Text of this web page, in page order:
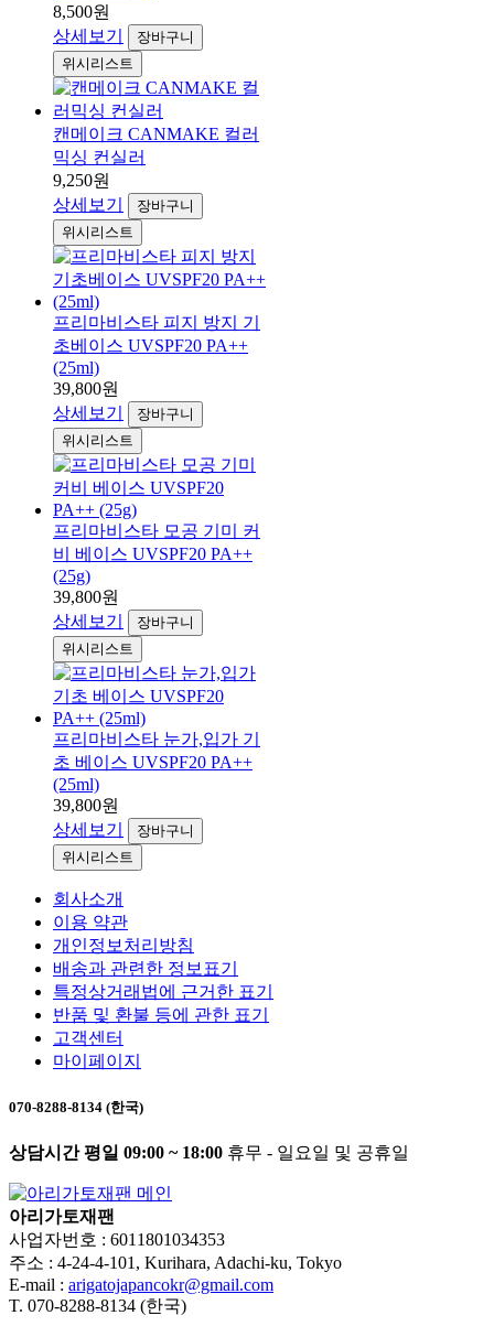
8,500원
상세보기
장바구니
위시리스트
캔메이크 CANMAKE 컬러
믹싱 컨실러
9,250원
상세보기
장바구니
위시리스트
프리마비스타 피지 방지 기
초베이스 UVSPF20 PA++
(25ml)
39,800원
상세보기
장바구니
위시리스트
프리마비스타 모공 기미 커
비 베이스 UVSPF20 PA++
(25g)
39,800원
상세보기
장바구니
위시리스트
프리마비스타 눈가,입가 기
초 베이스 UVSPF20 PA++
(25ml)
39,800원
상세보기
장바구니
위시리스트
회사소개
이용 약관
개인정보처리방침
배송과 관련한 정보표기
특정상거래법에 근거한 표기
반품 및 환불 등에 관한 표기
고객센터
마이페이지
070-8288-8134 (한국)
상담시간 평일 09:00 ~ 18:00 휴무 - 일요일 및 공휴일
아리가토재팬
사업자번호 : 6011801034353
주소 : 4-24-4-101, Kurihara, Adachi-ku, Tokyo
E-mail : arigatojapancokr@gmail.com
T. 070-8288-8134 (한국)